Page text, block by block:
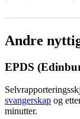
Andre
EPDS
svangerskap og
minutter.